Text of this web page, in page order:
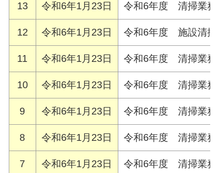
13 令和6年1月23日 令和6年度 清掃業務
12 令和6年1月23日 令和6年度 施設清掃
11 令和6年1月23日 令和6年度 清掃業務
10 令和6年1月23日 令和6年度 清掃業務
9 令和6年1月23日 令和6年度 清掃業務
8 令和6年1月23日 令和6年度 清掃業務
7 令和6年1月23日 令和6年度 清掃業務